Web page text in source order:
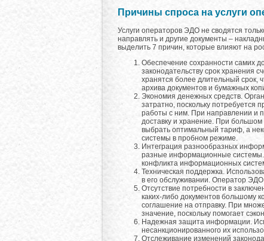
Причины спроса на услуги
Услуги операторов ЭДО не сводятся
направлять и другие документы –
выделить 7 причин, которые влияют на
Обеспечение сохранности самих
законодательству срок хранения
хранятся более длительный срок,
архива документов и бумажных
Экономия денежных средств.
затратно, поскольку потребуется
работы с ним. При направлении и
доставку и хранение. При
выбрать оптимальный тариф, а
системы в пробном режиме.
Интеграция разнообразных
разные информационные системы.
конфликта информационных
Техническая поддержка.
в его обслуживании. Оператор ЭДО
Отсутствие потребности в
каких-либо документов большому
соглашение на отправку. При
значение, поскольку помогает
Надежная защита информации.
несанкционированного их
Отслеживание изменений